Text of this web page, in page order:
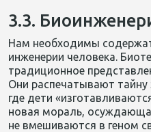
3.3.
Нам необходимы
инженерии человека.
традиционное
Они распечатывают
где дети
новая мораль,
не вмешиваются в геном